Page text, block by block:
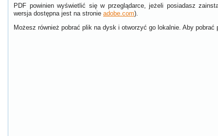
PDF powinien wyświetlić się w przeglądarce, jeżeli posiadasz
wersja dostępna jest na stronie adobe.com).
Możesz również pobrać plik na dysk i otworzyć go lokalnie. Aby